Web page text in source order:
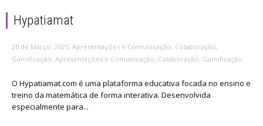
Hypatiamat
20 de Março, 2025, Apresentações e Comunicação, Colaboração,
Gamificação, Apresentações e Comunicação, Colaboração, Gamificação
O Hypatiamat.com é uma plataforma educativa focada no ensino e
treino da matemática de forma interativa. Desenvolvida
especialmente para...